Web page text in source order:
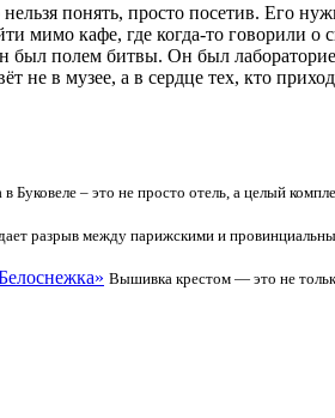
понять, просто посетив. Его
мимо кафе, где когда-то говорили
полем битвы. Он был
не в музее, а в сердце тех, кто
Буковеле – это не просто отель, а целый
разрыв между парижскими и
Вышивка крестом — это не